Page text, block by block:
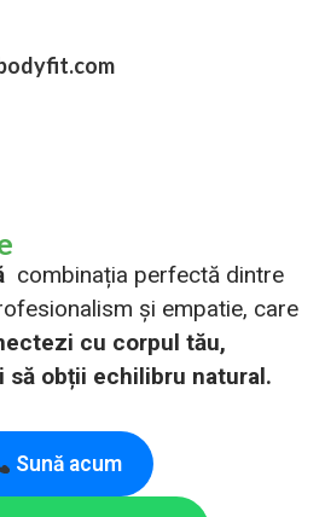
combinația perfectă dintre
și empatie, care
cu corpul tău,
să obții echilibru natural.
Sună acum